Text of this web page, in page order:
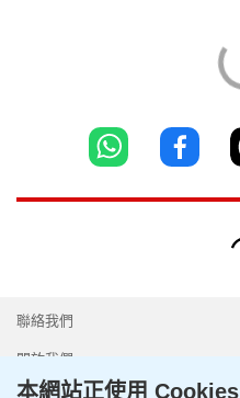
聯絡我們
關於我們
本網站正使用 Cookies